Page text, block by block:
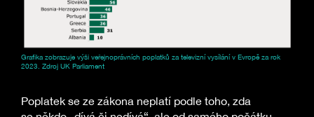
Grafika zobrazuje výši veřejnoprávních poplatků za televizní vysílání v Evropě za rok
2023. Zdroj UK Parliament
Poplatek se ze zákona neplatí podle toho, zda